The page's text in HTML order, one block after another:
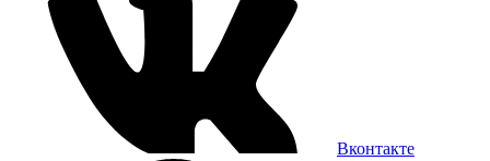
Вконтакте